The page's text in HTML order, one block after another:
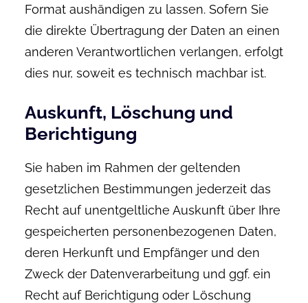
Format aushändigen zu lassen. Sofern Sie
die direkte Übertragung der Daten an einen
anderen Verantwortlichen verlangen, erfolgt
dies nur, soweit es technisch machbar ist.
Auskunft, Löschung und
Berichtigung
Sie haben im Rahmen der geltenden
gesetzlichen Bestimmungen jederzeit das
Recht auf unentgeltliche Auskunft über Ihre
gespeicherten personenbezogenen Daten,
deren Herkunft und Empfänger und den
Zweck der Datenverarbeitung und ggf. ein
Recht auf Berichtigung oder Löschung